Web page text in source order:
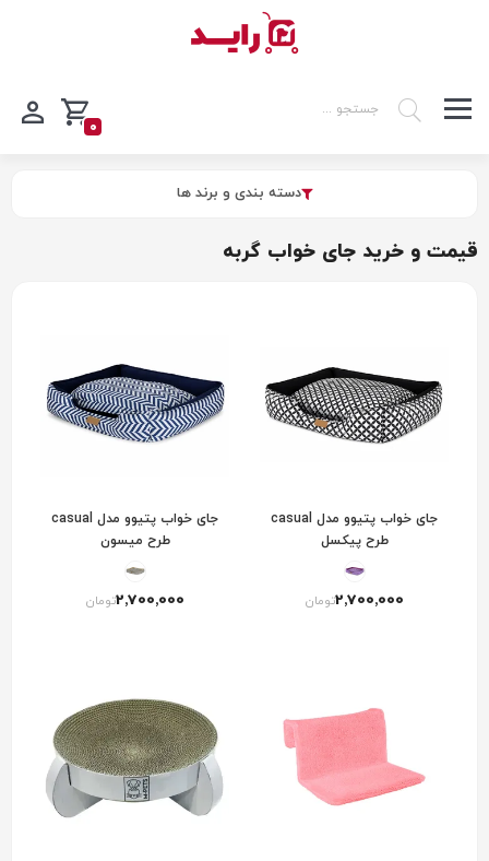
0
دسته بندی و برند ها
قیمت و خرید جای خواب گربه
جای خواب پتیوو مدل casual
طرح پیکسل
2٬700٬000تومان
جای خواب پتیوو مدل casual
طرح میسون
2٬700٬000تومان